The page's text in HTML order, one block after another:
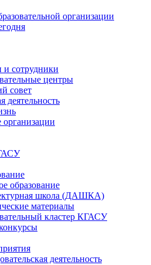
организации
и сотрудники
центры
совет
деятельность
образование
школа (ДАШКА)
материалы
кластер КГАСУ
деятельность